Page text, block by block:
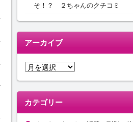
そ！？ ２ちゃんのクチコミ
アーカイブ
ア
イ
カテゴリー